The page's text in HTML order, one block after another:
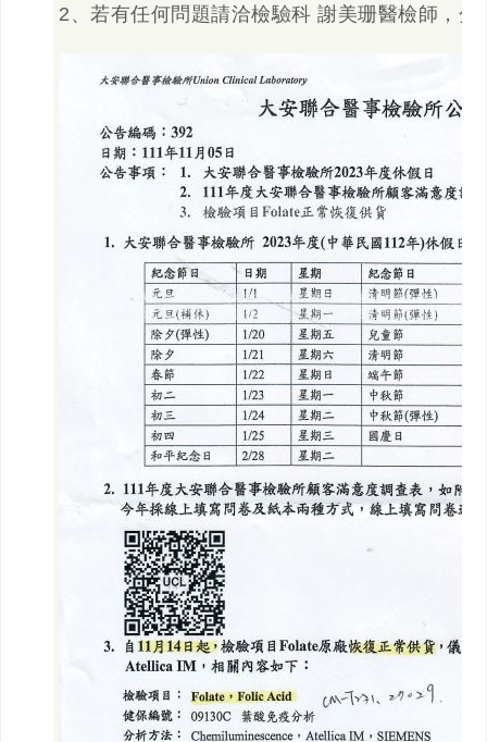
2、若有任何問題請洽檢驗科 謝美珊醫檢師，